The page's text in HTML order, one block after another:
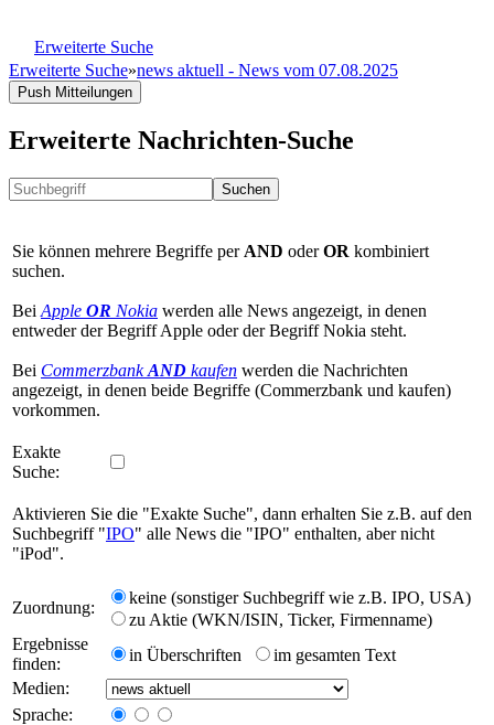
Erweiterte Suche
Erweiterte Suche»news aktuell - News vom 07.08.2025
Push Mitteilungen
Erweiterte Nachrichten-Suche
Suchen
Sie können mehrere Begriffe per AND oderOR kombiniert
suchen.
Bei Apple OR Nokia werden alle News angezeigt, in denen
entweder der Begriff Apple oder der Begriff Nokia steht.
Bei CommerzbankAND kaufen werden die Nachrichten
angezeigt, in denen beide Begriffe (Commerzbank und kaufen)
vorkommen.
Exakte
Suche:
Aktivieren Sie die "Exakte Suche", dann erhalten Sie z.B. auf den
Suchbegriff "IPO" alle News die "IPO" enthalten, aber nicht
"iPod".
Zuordnung:
keine (sonstiger Suchbegriff wie z.B. IPO, USA)
zu Aktie (WKN/ISIN, Ticker, Firmenname)
Ergebnisse
finden:
in Überschriften
im gesamten Text
Medien:
Sprache: